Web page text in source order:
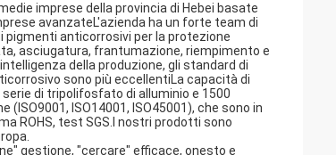
imprese della provincia di Hebei basate
avanzateL'azienda ha un forte team di
anticorrosivi per la protezione
asciugatura, frantumazione, riempimento e
della produzione, gli standard di
sono più eccellentiLa capacità di
di tripolifosfato di alluminio e 1500
ISO14001, ISO45001), che sono in
ROHS, test SGS.I nostri prodotti sono
gestione, "cercare" efficace, onesto e